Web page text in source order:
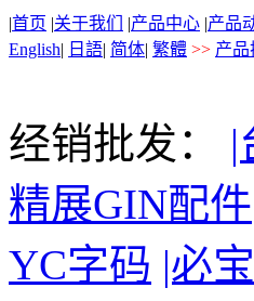
|首页 |关于我们 |产品中心 |产品
English| 日語| 简体| 繁體 >> 产品
经销批发：
|
精展GIN配件
YC字码 |必